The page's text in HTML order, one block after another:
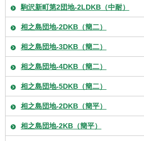
駒沢新町第2団地-2LDKB（中耐）
相之島団地-2DKB（簡二）
相之島団地-3DKB（簡二）
相之島団地-4DKB（簡二）
相之島団地-5DKB（簡二）
相之島団地-2DKB（簡平）
相之島団地-2KB（簡平）